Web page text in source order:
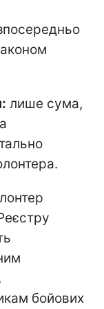
лише сума,
бойових